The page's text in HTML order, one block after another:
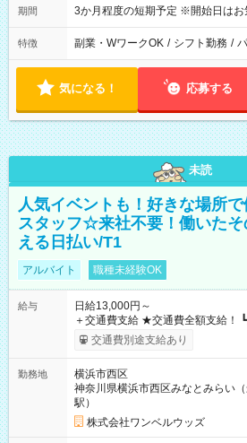
期間 3か月程度の短期予定 ※開始日はお
特徴 副業・WワークOK / シフト勤務 /
気になる！ 応募する
未読
人気イベントも！好きな場所
スタッフ☆来社不要！働いたそ
える日払い/T1
アルバイト 職種未経験OK
給与
日給13,000円～
＋交通費支給 ★交通費全額支給！ ┗案件により規定あり ★日払
いOK！（規定あり） ┗働いたその
ンビニATMから 日払い分を引き落とせます！
交通費別途支給あり
勤務地
横浜市西区
神奈川県横浜市西区みなとみらい
駅）
株式会社ワンベルウッズ